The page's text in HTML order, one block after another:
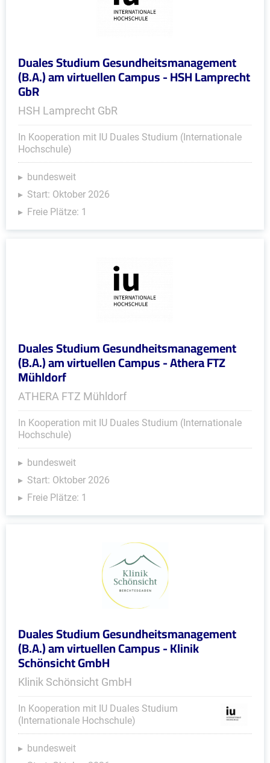
Duales Studium Gesundheitsmanagement
(B.A.) am virtuellen Campus - HSH Lamprecht
GbR
HSH Lamprecht GbR
In Kooperation mit IU Duales Studium (Internationale
Hochschule)
bundesweit
Start: Oktober 2026
Freie Plätze: 1
Duales Studium Gesundheitsmanagement
(B.A.) am virtuellen Campus - Athera FTZ
Mühldorf
ATHERA FTZ Mühldorf
In Kooperation mit IU Duales Studium (Internationale
Hochschule)
bundesweit
Start: Oktober 2026
Freie Plätze: 1
Duales Studium Gesundheitsmanagement
(B.A.) am virtuellen Campus - Klinik
Schönsicht GmbH
Klinik Schönsicht GmbH
In Kooperation mit IU Duales Studium
(Internationale Hochschule)
bundesweit